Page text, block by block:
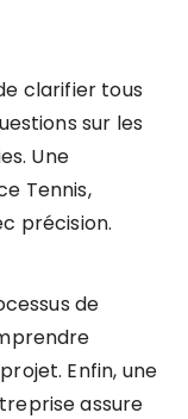
clarifier tous
sur les
Une
Tennis,
précision.
de
Enfin, une
assure